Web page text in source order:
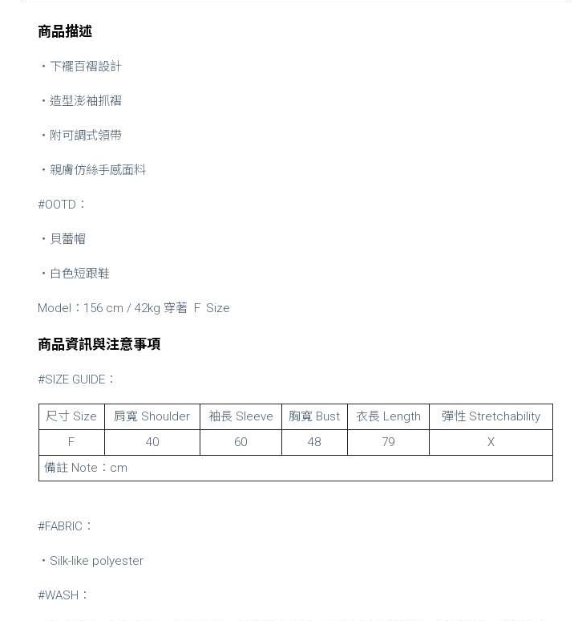
商品描述
・下襬百褶設計
・造型澎袖抓褶
・附可調式領帶
・親膚仿絲手感面料
#OOTD：
・貝蕾帽
・白色短跟鞋
Model：156 cm / 42kg 穿著 Ｆ Size
商品資訊與注意事項
#SIZE GUIDE：
尺寸 Size 肩寬 Shoulder 袖長 Sleeve 胸寬 Bust 衣長 Length
彈性 Stretchability
F
40 60 48 79
X
備註 Note：cm
#FABRIC：
・Silk-like polyester
#WASH：